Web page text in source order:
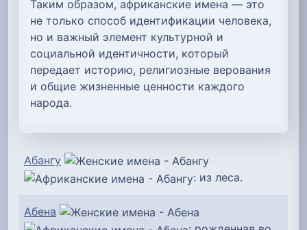
Таким образом, африканские имена — это
не только способ идентификации человека,
но и важный элемент культурной и
социальной идентичности, который
передает историю, религиозные верования
и общие жизненные ценности каждого
народа.
Абангу
: из леса.
Абена